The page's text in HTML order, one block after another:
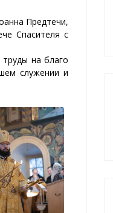
Предтечи,
Спасителя с
на благо
служении и